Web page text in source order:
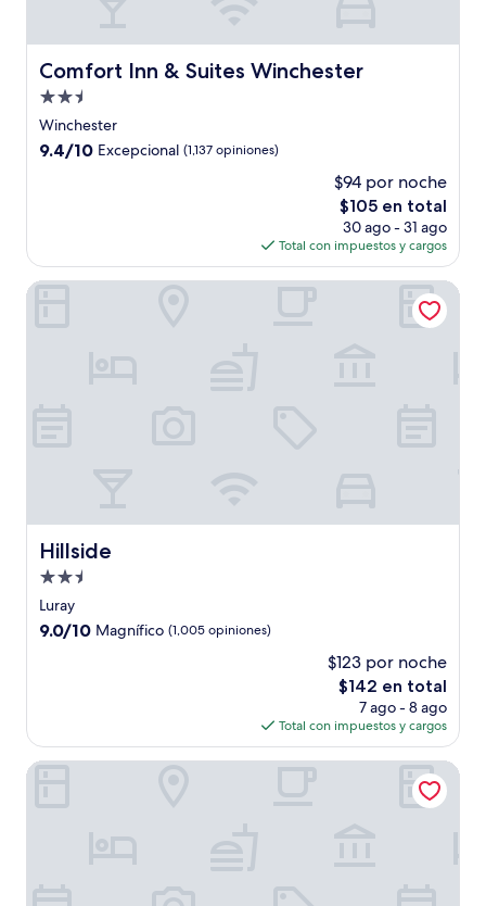
Comfort Inn & Suites Winchester
Comfort Inn & Suites Winchester
Propiedad
de
2.5
Winchester
9.4
9.4/10 Excepcional (1,137 opiniones)
$94 por noche
El
precio
actual
es
de
$105 en total
30 ago - 31 ago
Total con impuestos y cargos
Hillside
Hillside
Propiedad
de
2.5
Luray
9.0
9.0/10 Magnífico (1,005 opiniones)
$123 por noche
El
precio
actual
es
de
$142 en total
7 ago - 8 ago
Total con impuestos y cargos
Hillside
Glen Gordon Manor